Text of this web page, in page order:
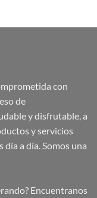
con
de
y disfrutable, a
y servicios
a día. Somos una
Encuentranos